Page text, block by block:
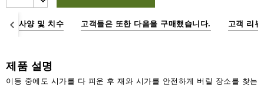
시
액
리
사양 및 치수 고객들은 또한 다음을 구매했습니다. 고객 리뷰
제품 설명
이동 중에도 시가를 다 피운 후 재와 시가를 안전하게 버릴 장소를 찾는